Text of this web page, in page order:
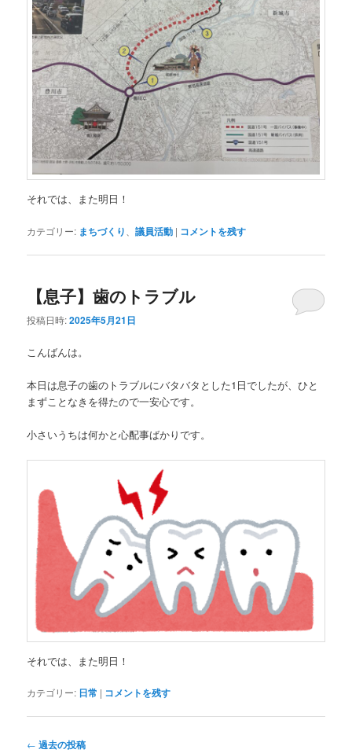
それでは、また明日！
カテゴリー: まちづくり 、議員活動 | コメントを残す
【息子】歯のトラブル
投稿日時:2025年5月21日
こんばんは。
本日は息子の歯のトラブルにバタバタとした1日でしたが、ひと
まずことなきを得たので一安心です。
小さいうちは何かと心配事ばかりです。
それでは、また明日！
カテゴリー: 日常 | コメントを残す
投← 過去の投稿